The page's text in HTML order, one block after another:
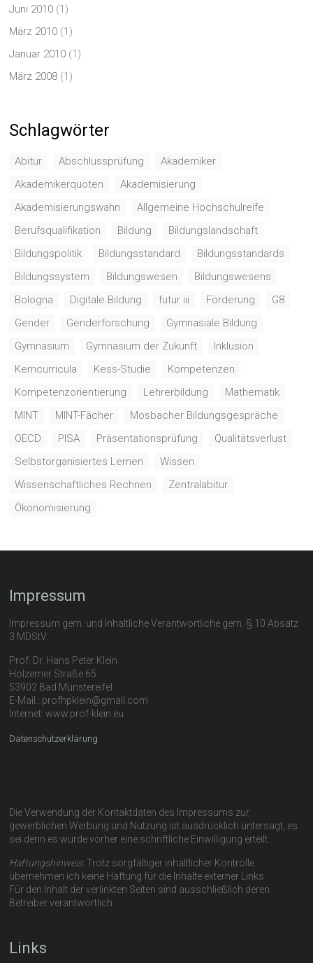
Juni 2010 (1)
März 2010 (1)
Januar 2010 (1)
März 2008 (1)
Schlagwörter
Abitur Abschlussprüfung
Akademiker
Akademikerquoten
Akademisierung
Akademisierungswahn
Allgemeine Hochschulreife
Berufsqualifikation
Bildung
Bildungslandschaft
Bildungspolitik
Bildungsstandard
Bildungsstandards
Bildungssystem
Bildungswesen
Bildungswesens
Bologna
Digitale Bildung futur iii Förderung
G8
Gender
Genderforschung
Gymnasiale Bildung
Gymnasium
Gymnasium der Zukunft
Inklusion
Kerncurricula
Kess-Studie
Kompetenzen
Kompetenzorientierung
Lehrerbildung
Mathematik
MINT
MINT-Fächer
Mosbacher Bildungsgespräche
OECD
PISA Präsentationsprüfung
Qualitätsverlust
Selbstorganisiertes Lernen
Wissen
Wissenschaftliches Rechnen
Zentralabitur
Ökonomisierung
Impressum
Impressum gem. und Inhaltliche Verantwortliche gem. § 10 Absatz
3 MDStV:
Prof. Dr. Hans Peter Klein
Holzemer Straße 65
53902 Bad Münstereifel
E-Mail.: profhpklein@gmail.com
Internet: www.prof-klein.eu
Datenschutzerklärung
Die Verwendung der Kontaktdaten des Impressums zur
gewerblichen Werbung und Nutzung ist ausdrücklich untersagt, es
sei denn es wurde vorher eine schriftliche Einwilligung erteilt.
Haftungshinweis: Trotz sorgfältiger inhaltlicher Kontrolle
übernehmen ich keine Haftung für die Inhalte externer Links.
Für den Inhalt der verlinkten Seiten sind ausschließlich deren
Betreiber verantwortlich.
Links